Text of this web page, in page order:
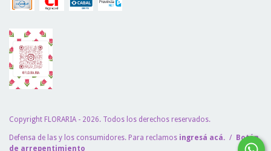
Copyright FLORARIA - 2026. Todos los derechos reservados.
Defensa de las y los consumidores. Para reclamos ingresá acá. /
Botón
de arrepentimiento